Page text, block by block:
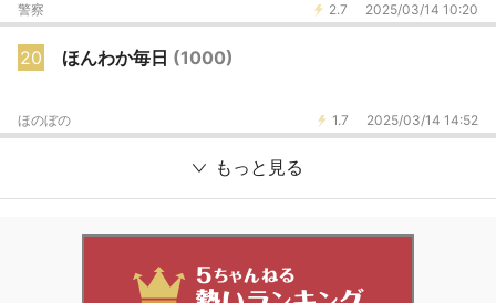
2.7 2025/03/14 10:20
警察
20 ほんわか毎日 (1000)
1.7 2025/03/14 14:52
ほのぼの
もっと見る